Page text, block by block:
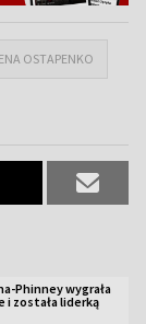
OSTAPENKO
Phinney wygrała
i została liderką